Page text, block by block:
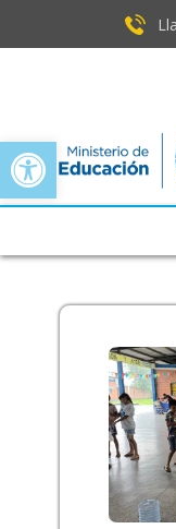
Open